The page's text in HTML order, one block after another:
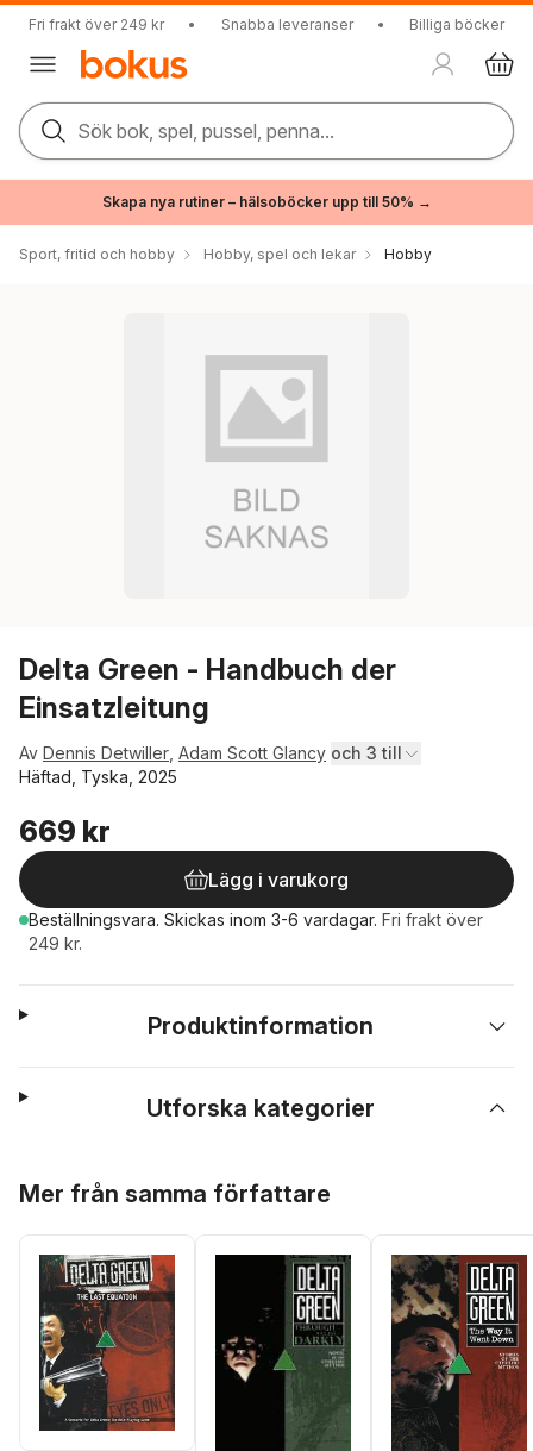
Fri frakt över 249 kr • Snabba leveranser • Billiga böcker
Sök bok, spel, pussel, penna...
Skapa nya rutiner – hälsoböcker upp till 50% →
Sport, fritid och hobby Hobby, spel och lekar Hobby
Delta Green - Handbuch der
Einsatzleitung
Av Dennis Detwiller Adam Scott Glancy och 3 till
Häftad, Tyska, 2025
669 kr
Lägg i varukorg
Beställningsvara. Skickas inom 3-6 vardagar. Fri frakt över
249 kr.
Produktinformation
Utforska kategorier
Mer från samma författare